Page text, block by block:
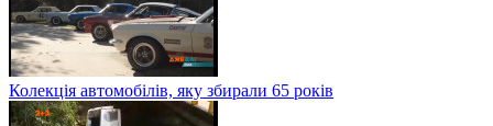
Колекція автомобілів, яку збирали 65 років